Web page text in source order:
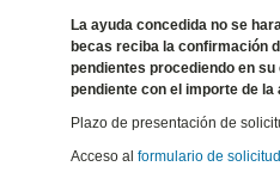
La ayuda concedida no se
becas reciba la confirmación
pendientes procediendo en
pendiente con el importe de la
Plazo de presentación de
Acceso alformulario de solicitud